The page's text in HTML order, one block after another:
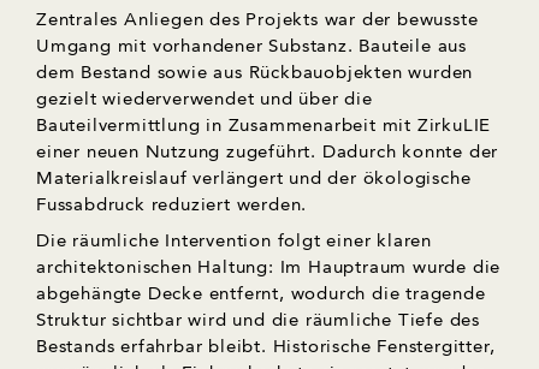
Zentrales Anliegen des Projekts war der bewusste
Umgang mit vorhandener Substanz. Bauteile aus
dem Bestand sowie aus Rückbauobjekten wurden
gezielt wiederverwendet und über die
Bauteilvermittlung in Zusammenarbeit mit ZirkuLIE
einer neuen Nutzung zugeführt. Dadurch konnte der
Materialkreislauf verlängert und der ökologische
Fussabdruck reduziert werden.
Die räumliche Intervention folgt einer klaren
architektonischen Haltung: Im Hauptraum wurde die
abgehängte Decke entfernt, wodurch die tragende
Struktur sichtbar wird und die räumliche Tiefe des
Bestands erfahrbar bleibt. Historische Fenstergitter,